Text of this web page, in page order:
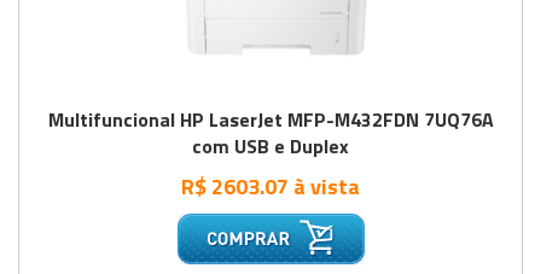
Multifuncional HP LaserJet MFP-M432FDN 7UQ76A
com USB e Duplex
R$ 2603.07 à vista